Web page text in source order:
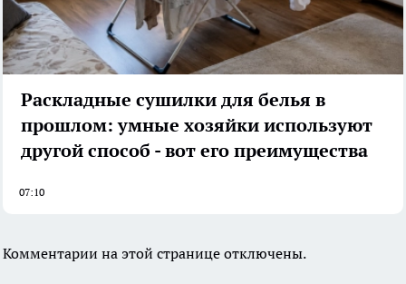
Раскладные сушилки для белья в
прошлом: умные хозяйки используют
другой способ - вот его преимущества
07:10
Комментарии на этой странице отключены.